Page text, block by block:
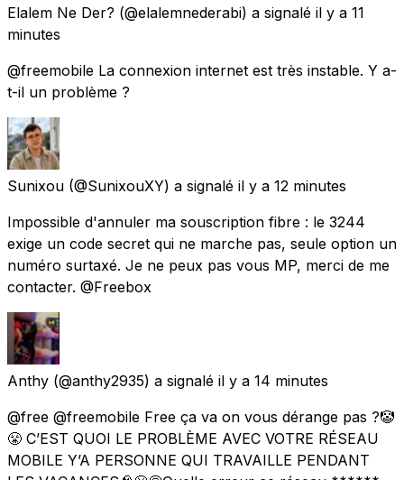
Elalem Ne Der? (@elalemnederabi) a signalé il y a 11
minutes
@freemobile La connexion internet est très instable. Y a-
t-il un problème ?
Sunixou (@SunixouXY) a signalé il y a 12 minutes
Impossible d'annuler ma souscription fibre : le 3244
exige un code secret qui ne marche pas, seule option un
numéro surtaxé. Je ne peux pas vous MP, merci de me
contacter. @Freebox
Anthy (@anthy2935) a signalé il y a 14 minutes
@free @freemobile Free ça va on vous dérange pas ?🤡
😤 C’EST QUOI LE PROBLÈME AVEC VOTRE RÉSEAU
MOBILE Y’A PERSONNE QUI TRAVAILLE PENDANT